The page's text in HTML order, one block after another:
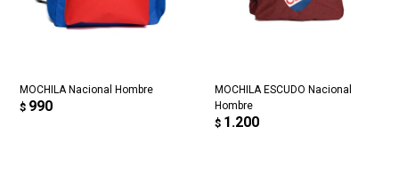
MOCHILA Nacional Hombre
$ 990
MOCHILA ESCUDO Nacional
Hombre
$ 1.200